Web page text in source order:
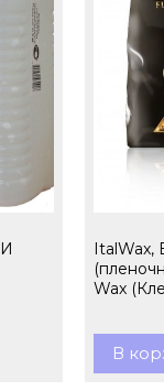
ItalWax,
Wax
В